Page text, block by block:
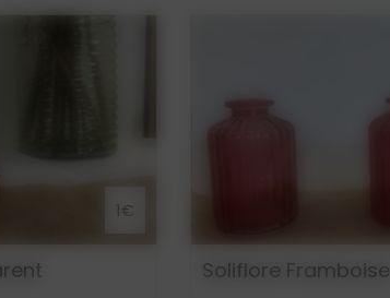
1€
Soliflore Framboise